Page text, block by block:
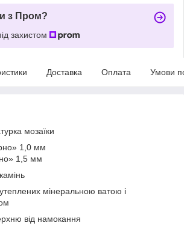
з Пром?
захистом
Доставка Оплата Умови
мозаїки
1,0 мм
1,5 мм
мінеральною ватою і
від намокання